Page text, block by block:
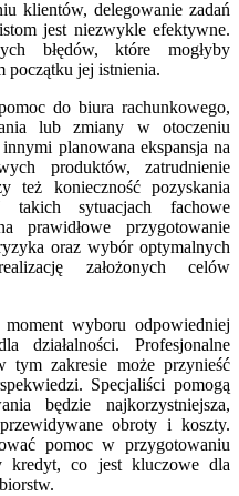
klientów, delegowanie zadań
jest niezwykle efektywne.
błędów, które mogłyby
początku jej istnienia.
do biura rachunkowego,
lub zmiany w otoczeniu
planowana ekspansja na
produktów, zatrudnienie
też konieczność pozyskania
takich sytuacjach fachowe
prawidłowe przygotowanie
oraz wybór optymalnych
założonych celów
wyboru odpowiedniej
Profesjonalne
tym zakresie może przynieść
Specjaliści pomogą
będzie najkorzystniejsza,
obroty i koszty.
pomoc w przygotowaniu
kredyt, co jest kluczowe dla